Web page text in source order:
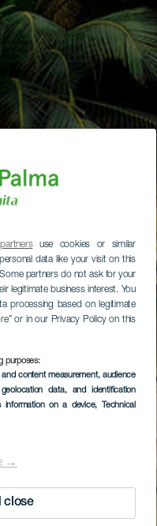
use cookies or similar
data like your visit on this
partners do not ask for your
legitimate business interest. You
processing based on legitimate
or in our Privacy Policy on this
purposes:
and content measurement, audience
data, and identification
information on a device, Technical
→
close